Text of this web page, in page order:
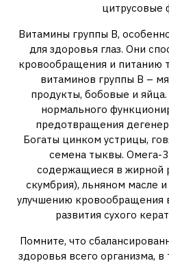
цитрусовые
Витамины группы В,
для здоровья глаз. Они
кровообращения и питанию
витаминов группы В –
продукты, бобовые и
нормального
предотвращения
Богаты цинком устрицы,
семена тыквы. Омега-
содержащиеся в жирной
скумбрия), льняном масле
улучшению кровообращения
развития сухого
Помните, что
здоровья всего организма, в